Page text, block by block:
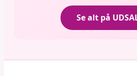
Se alt på